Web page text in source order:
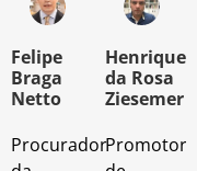
Felipe
Braga
Netto
Procurador
Henrique
da Rosa
Ziesemer
Promotor